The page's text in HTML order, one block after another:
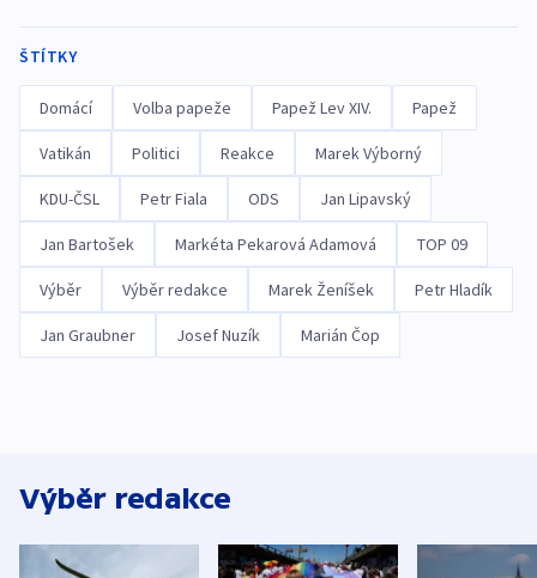
ŠTÍTKY
Domácí Volba papeže Papež Lev XIV. Papež
Vatikán Politici Reakce Marek Výborný
KDU-ČSL Petr Fiala ODS Jan Lipavský
Jan Bartošek Markéta Pekarová Adamová TOP 09
Výběr Výběr redakce Marek Ženíšek Petr Hladík
Jan Graubner Josef Nuzík Marián Čop
Výběr redakce